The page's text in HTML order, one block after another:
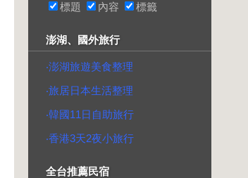
標題 內容 標籤
澎湖、國外旅行
‧澎湖旅遊美食整理
‧旅居日本生活整理
‧韓國11日自助旅行
‧香港3天2夜小旅行
全台推薦民宿